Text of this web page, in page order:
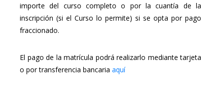
importe del curso completo o por la cuantía de la
inscripción (si el Curso lo permite) si se opta por pago
fraccionado.
El pago de la matrícula podrá realizarlo mediante tarjeta
o por transferencia bancaria aquí